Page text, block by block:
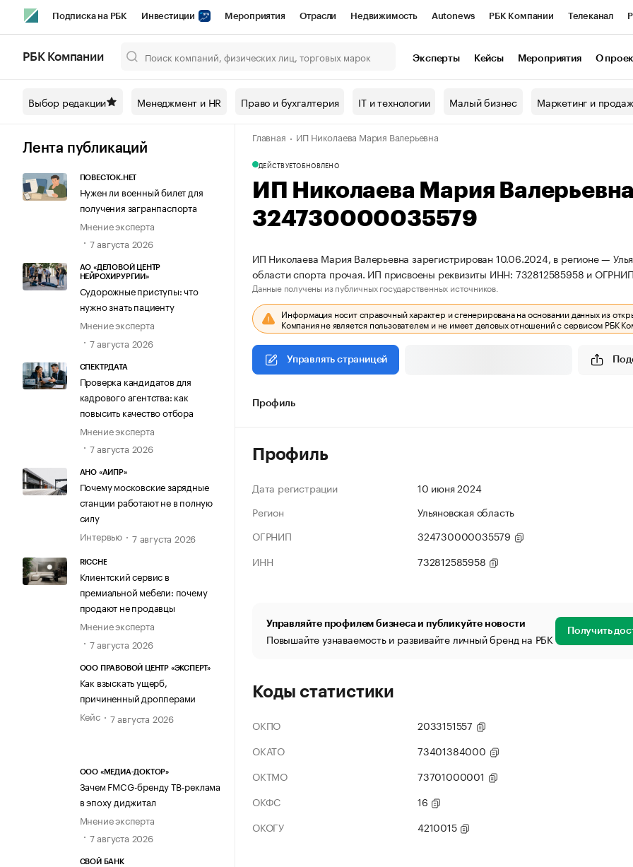
Подписка на РБК Инвестиции Мероприятия Отрасли Недвижимость Autonews РБК Компании Телеканал
Спецпроекты СПб Конференции СПб Спецпроекты Проверка контрагентов
Технологии и медиа Рынок наличной валюты
РБК Компании Эксперты Кейсы Мероприятия О
Выбор редакции Менеджмент и HR Право и бухгалтерия IT и технологии Малый бизнес Маркетинг и
Лента публикаций
ПОВЕСТОК.НЕТ
Нужен ли военный билет для
получения загранпаспорта
Мнение эксперта
7 августа 2026
АО «ДЕЛОВОЙ ЦЕНТР
НЕЙРОХИРУРГИИ»
Судорожные приступы: что
нужно знать пациенту
Мнение эксперта
7 августа 2026
СПЕКТРДАТА
Проверка кандидатов для
кадрового агентства: как
повысить качество отбора
Мнение эксперта
7 августа 2026
АНО «АИПР»
Почему московские зарядные
станции работают не в полную
силу
Интервью
7 августа 2026
RICCHE
Клиентский сервис в
премиальной мебели: почему
продают не продавцы
Мнение эксперта
7 августа 2026
ООО ПРАВОВОЙ ЦЕНТР «ЭКСПЕРТ»
Как взыскать ущерб,
причиненный дропперами
Кейс
7 августа 2026
ООО «МЕДИА-ДОКТОР»
Зачем FMCG-бренду ТВ-реклама
в эпоху диджитал
Мнение эксперта
7 августа 2026
СВОЙ БАНК
Главная ИП Николаева Мария Валерьевна
ДЕЙСТВУЕТОБНОВЛЕНО
ИП Николаева Мария
324730000035579
ИП Николаева Мария Валерьевна зарегистрирован 10.06.2024, в регионе —
области спорта прочая. ИП присвоены реквизиты ИНН: 732812585958 и
Данные получены из публичных государственных источников.
Информация носит справочный характер и сгенерирована на основании данных из
Компания не является пользователем и не имеет деловых отношений с сервисом РБК
Управлять страницей
Профиль
Профиль
Дата регистрации
10 июня 2024
Регион
Ульяновская область
ОГРНИП
324730000035579
ИНН
732812585958
Управляйте профилем бизнеса и публикуйте новости
Повышайте узнаваемость и развивайте личный бренд на РБК Получить
Коды статистики
ОКПО
2033151557
ОКАТО
73401384000
ОКТМО
73701000001
ОКФС
16
ОКОГУ
4210015